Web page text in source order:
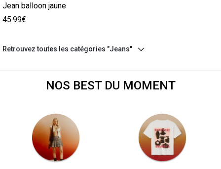
Jean balloon jaune
45.99€
Retrouvez toutes les catégories "Jeans"
NOS BEST DU MOMENT